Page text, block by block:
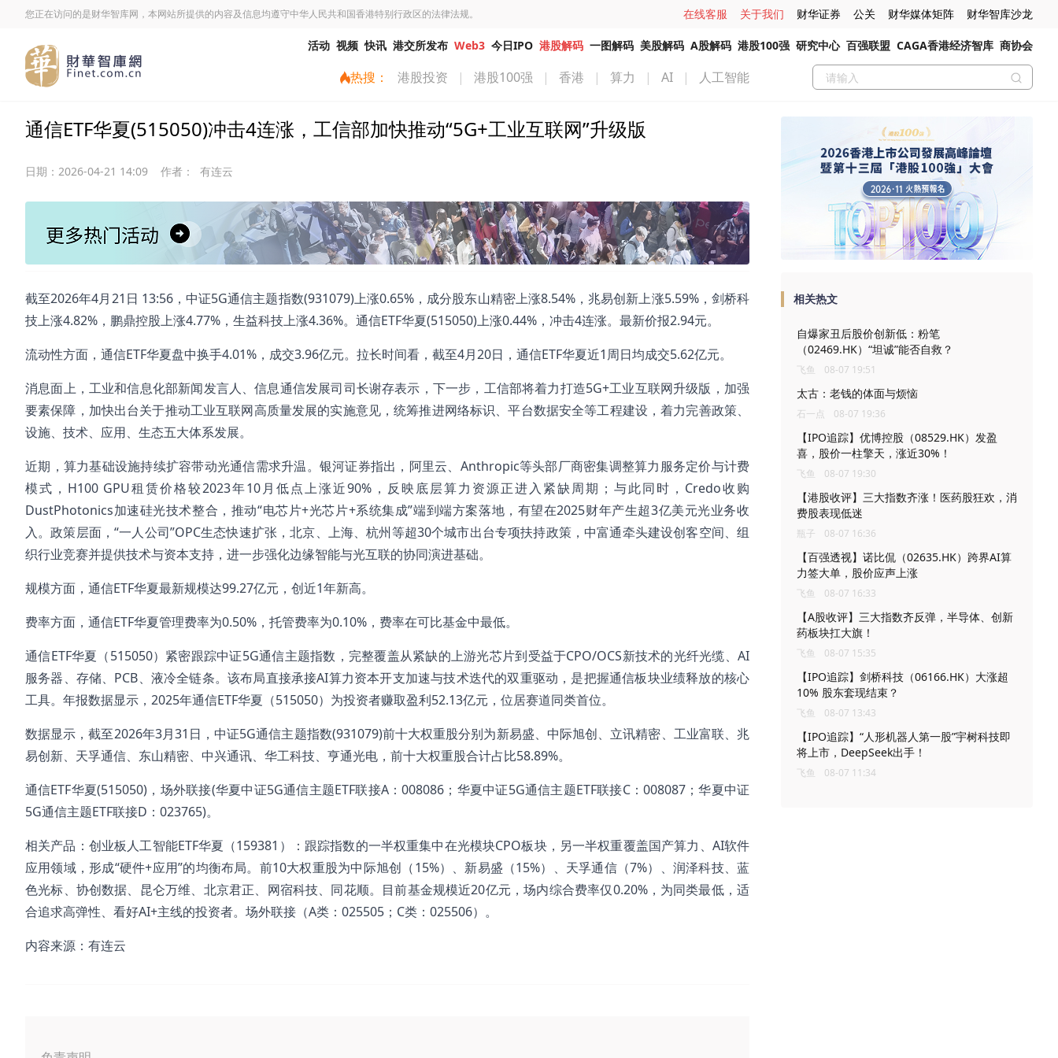
您正在访问的是财华智库网，本网站所提供的内容及信息均遵守中华人民共和国香港特别行政区的法律法规。 在线客服 关于我们 财华证券 公关 财华媒体矩阵 财华智库沙龙
活动 视频 快讯 港交所发布 Web3 今日IPO 港股解码 一图解码 美股解码 A股解码 港股100强 研究中心 百强联盟 CAGA香港经济智库 商协会
热搜： 港股投资 | 港股100强 | 香港 | 算力 | AI | 人工智能
通信ETF华夏(515050)冲击4连涨，工信部加快推动“5G+工业互联网”升级版
日期： 2026-04-21 14:09 作者： 有连云
截至2026年4月21日 13:56，中证5G通信主题指数(931079)上涨0.65%，成分股东山精密上涨8.54%，兆易创新上涨5.59%，剑桥科
技上涨4.82%，鹏鼎控股上涨4.77%，生益科技上涨4.36%。通信ETF华夏(515050)上涨0.44%，冲击4连涨。最新价报2.94元。
流动性方面，通信ETF华夏盘中换手4.01%，成交3.96亿元。拉长时间看，截至4月20日，通信ETF华夏近1周日均成交5.62亿元。
消息面上，工业和信息化部新闻发言人、信息通信发展司司长谢存表示，下一步，工信部将着力打造5G+工业互联网升级版，加强
要素保障，加快出台关于推动工业互联网高质量发展的实施意见，统筹推进网络标识、平台数据安全等工程建设，着力完善政策、
设施、技术、应用、生态五大体系发展。
近期，算力基础设施持续扩容带动光通信需求升温。银河证券指出，阿里云、Anthropic等头部厂商密集调整算力服务定价与计费
模式，H100 GPU租赁价格较2023年10月低点上涨近90%，反映底层算力资源正进入紧缺周期；与此同时，Credo收购
DustPhotonics加速硅光技术整合，推动“电芯片+光芯片+系统集成”端到端方案落地，有望在2025财年产生超3亿美元光业务收
入。政策层面，“一人公司”OPC生态快速扩张，北京、上海、杭州等超30个城市出台专项扶持政策，中富通牵头建设创客空间、组
织行业竞赛并提供技术与资本支持，进一步强化边缘智能与光互联的协同演进基础。
规模方面，通信ETF华夏最新规模达99.27亿元，创近1年新高。
费率方面，通信ETF华夏管理费率为0.50%，托管费率为0.10%，费率在可比基金中最低。
通信ETF华夏（515050）紧密跟踪中证5G通信主题指数，完整覆盖从紧缺的上游光芯片到受益于CPO/OCS新技术的光纤光缆、AI
服务器、存储、PCB、液冷全链条。该布局直接承接AI算力资本开支加速与技术迭代的双重驱动，是把握通信板块业绩释放的核心
工具。年报数据显示，2025年通信ETF华夏（515050）为投资者赚取盈利52.13亿元，位居赛道同类首位。
数据显示，截至2026年3月31日，中证5G通信主题指数(931079)前十大权重股分别为新易盛、中际旭创、立讯精密、工业富联、兆
易创新、天孚通信、东山精密、中兴通讯、华工科技、亨通光电，前十大权重股合计占比58.89%。
通信ETF华夏(515050)，场外联接(华夏中证5G通信主题ETF联接A：008086；华夏中证5G通信主题ETF联接C：008087；华夏中证
5G通信主题ETF联接D：023765)。
相关产品：创业板人工智能ETF华夏（159381）：跟踪指数的一半权重集中在光模块CPO板块，另一半权重覆盖国产算力、AI软件
应用领域，形成“硬件+应用”的均衡布局。前10大权重股为中际旭创（15%）、新易盛（15%）、天孚通信（7%）、润泽科技、蓝
色光标、协创数据、昆仑万维、北京君正、网宿科技、同花顺。目前基金规模近20亿元，场内综合费率仅0.20%，为同类最低，适
合追求高弹性、看好AI+主线的投资者。场外联接（A类：025505；C类：025506）。
内容来源：有连云
相关热文
自爆家丑后股价创新低：粉笔
（02469.HK）“坦诚”能否自救？
飞鱼 08-07 19:51
太古：老钱的体面与烦恼
石一点 08-07 19:36
【IPO追踪】优博控股（08529.HK）发盈
喜，股价一柱擎天，涨近30%！
飞鱼 08-07 19:30
【港股收评】三大指数齐涨！医药股狂欢，消
费股表现低迷
瓶子 08-07 16:36
【百强透视】诺比侃（02635.HK）跨界AI算
力签大单，股价应声上涨
飞鱼 08-07 16:33
【A股收评】三大指数齐反弹，半导体、创新
药板块扛大旗！
飞鱼 08-07 15:35
【IPO追踪】剑桥科技（06166.HK）大涨超
10% 股东套现结束？
飞鱼 08-07 13:43
【IPO追踪】“人形机器人第一股”宇树科技即
将上市，DeepSeek出手！
飞鱼 08-07 11:34